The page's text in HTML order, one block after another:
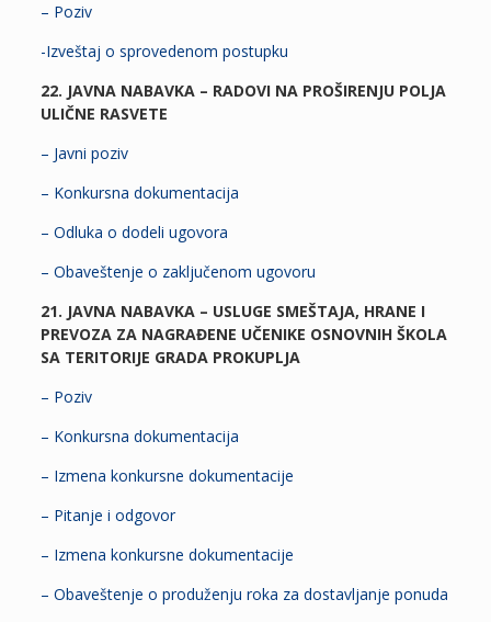
– Poziv
-Izveštaj o sprovedenom postupku
22. JAVNA NABAVKA – RADOVI NA PROŠIRENJU POLJA
ULIČNE RASVETE
– Javni poziv
– Konkursna dokumentacija
– Odluka o dodeli ugovora
– Obaveštenje o zaključenom ugovoru
21. JAVNA NABAVKA – USLUGE SMEŠTAJA, HRANE I
PREVOZA ZA NAGRAĐENE UČENIKE OSNOVNIH ŠKOLA
SA TERITORIJE GRADA PROKUPLJA
– Poziv
– Konkursna dokumentacija
– Izmena konkursne dokumentacije
– Pitanje i odgovor
– Izmena konkursne dokumentacije
– Obaveštenje o produženju roka za dostavljanje ponuda